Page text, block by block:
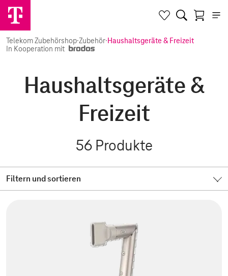
Telekom Zubehörshop·Zubehör·Haushaltsgeräte & Freizeit
In Kooperation mit
Haushaltsgeräte &
Freizeit
56 Produkte
Filtern und sortieren